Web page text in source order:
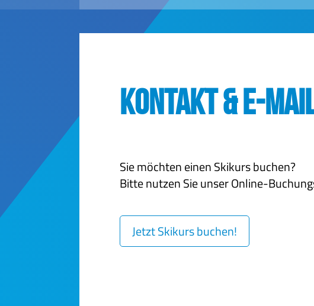
Kontakt & E-
Sie möchten einen Skikurs buchen?
Bitte nutzen Sie unser Online-
Jetzt Skikurs buchen!